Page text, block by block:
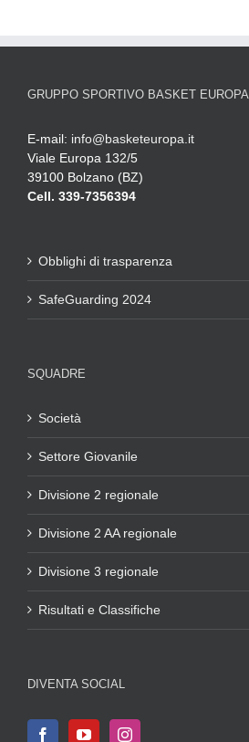
GRUPPO SPORTIVO BASKET EUROPA
E-mail: info@basketeuropa.it
Viale Europa 132/5
39100 Bolzano (BZ)
Cell. 339-7356394
Obblighi di trasparenza
SafeGuarding 2024
SQUADRE
Società
Settore Giovanile
Divisione 2 regionale
Divisione 2 AA regionale
Divisione 3 regionale
Risultati e Classifiche
DIVENTA SOCIAL